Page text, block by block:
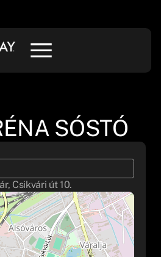
SÓSTÓ
Csikvári út 10.